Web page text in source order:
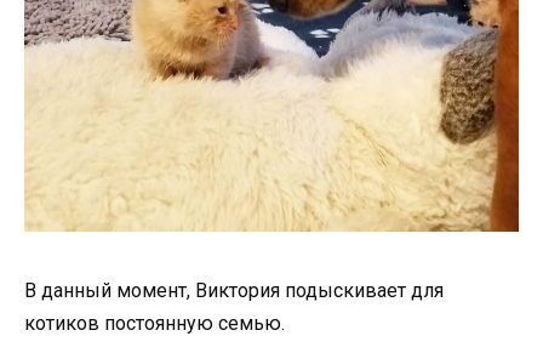
В данный момент, Виктория подыскивает для
котиков постоянную семью.